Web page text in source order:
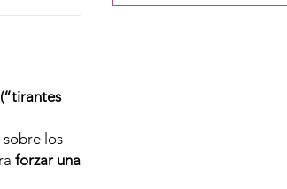
los
forzar una